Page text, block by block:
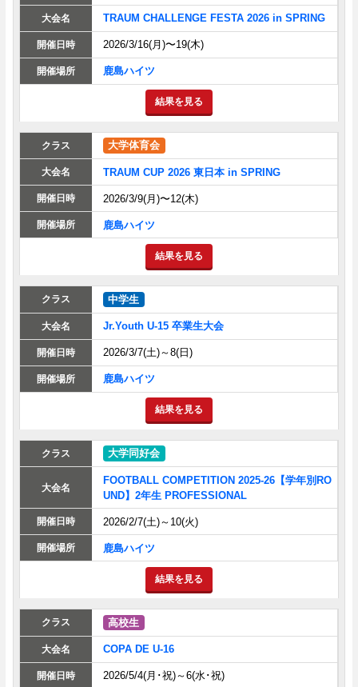
TRAUM CHALLENGE FESTA 2026 in SPRING
2026/3/16(月)〜19(木)
鹿島ハイツ
結果を見る
大学体育会
TRAUM CUP 2026 東日本 in SPRING
2026/3/9(月)〜12(木)
鹿島ハイツ
結果を見る
中学生
Jr.Youth U-15 卒業生大会
2026/3/7(土)～8(日)
鹿島ハイツ
結果を見る
大学同好会
FOOTBALL COMPETITION 2025-26【学年別RO
UND】2年生 PROFESSIONAL
2026/2/7(土)～10(火)
鹿島ハイツ
結果を見る
高校生
COPA DE U-16
2026/5/4(月･祝)～6(水･祝)